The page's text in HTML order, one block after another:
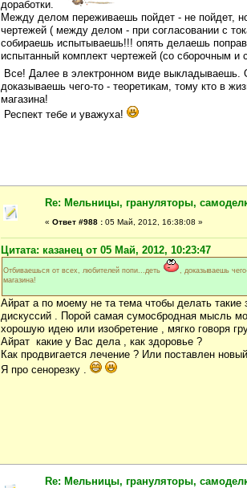
доработки.
Между делом переживаешь пойдет - не пойдет,
чертежей ( между делом - при согласовании с
собираешь испытываешь!!! опять делаешь
испытанный комплект чертежей (со сборочным и
Все! Далее в электронном виде
доказываешь чего-то - теоретикам, тому кто в
магазина!
Респект тебе и уважуха!
Re: Мельницы, грануляторы,
« Ответ #988 : 05 Май, 2012, 16:38:08 »
Цитата: казанец от 05 Май, 2012, 10:23:47
Отбиваешься от всех, любителей попи...деть
, доказываешь
магазина!
Айрат а по моему не та тема чтобы делать
дискуссий . Порой самая сумосбродная мысль
хорошую идею или изобретение , мягко говоря
Айрат какие у Вас дела , как здоровье ?
Как продвигается лечение ? Или поставлен
Я про сенорезку .
Re: Мельницы, грануляторы,